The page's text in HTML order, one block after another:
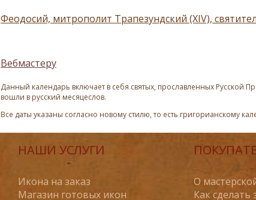
Феодосий, митрополит Трапезундский (XIV),
Вебмастеру
Данный календарь включает в себя святых, прославленных Русской
вошли в русский месяцеслов.
Все даты указаны согласно новому стилю, то есть григорианскому
НАШИ УСЛУГИ
Икона на заказ
Магазин готовых икон
О
Как сделать